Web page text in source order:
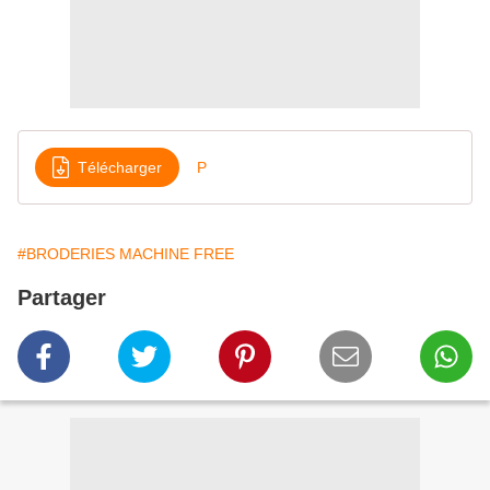
Télécharger P
#BRODERIES MACHINE FREE
Partager